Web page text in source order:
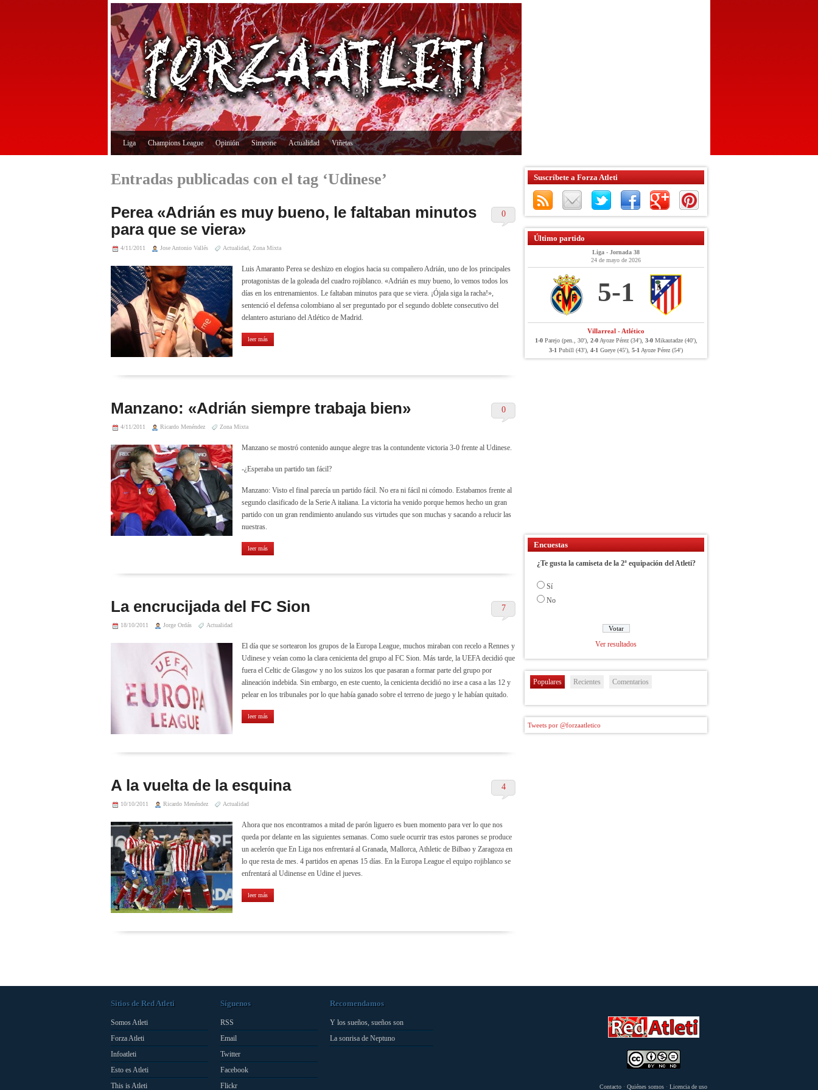
Liga Champions League Opinión Simeone Actualidad Viñetas
Entradas publicadas con el tag ‘Udinese’
0
Perea «Adrián es muy bueno, le faltaban minutos
para que se viera»
4/11/2011 Jose Antonio Vallés Actualidad, Zona Mixta
Luis Amaranto Perea se deshizo en elogios hacia su compañero Adrián, uno de los principales
protagonistas de la goleada del cuadro rojiblanco. «Adrián es muy bueno, lo vemos todos los
días en los entrenamientos. Le faltaban minutos para que se viera. ¡Ójala siga la racha!»,
sentenció el defensa colombiano al ser preguntado por el segundo doblete consecutivo del
delantero asturiano del Atlético de Madrid.
leer más
0
Manzano: «Adrián siempre trabaja bien»
4/11/2011 Ricardo Menéndez Zona Mixta
Manzano se mostró contenido aunque alegre tras la contundente victoria 3-0 frente al Udinese.
-¿Esperaba un partido tan fácil?
Manzano: Visto el final parecía un partido fácil. No era ni fácil ni cómodo. Estabamos frente al
segundo clasificado de la Serie A italiana. La victoria ha venido porque hemos hecho un gran
partido con un gran rendimiento anulando sus virtudes que son muchas y sacando a relucir las
nuestras.
leer más
7
La encrucijada del FC Sion
18/10/2011 Jorge Ordás Actualidad
El día que se sortearon los grupos de la Europa League, muchos miraban con recelo a Rennes y
Udinese y veían como la clara cenicienta del grupo al FC Sion. Más tarde, la UEFA decidió que
fuera el Celtic de Glasgow y no los suizos los que pasaran a formar parte del grupo por
alineación indebida. Sin embargo, en este cuento, la cenicienta decidió no irse a casa a las 12 y
pelear en los tribunales por lo que había ganado sobre el terreno de juego y le habían quitado.
leer más
4
A la vuelta de la esquina
10/10/2011 Ricardo Menéndez Actualidad
Ahora que nos encontramos a mitad de parón liguero es buen momento para ver lo que nos
queda por delante en las siguientes semanas. Como suele ocurrir tras estos parones se produce
un acelerón que En Liga nos enfrentará al Granada, Mallorca, Athletic de Bilbao y Zaragoza en
lo que resta de mes. 4 partidos en apenas 15 días. En la Europa League el equipo rojiblanco se
enfrentará al Udinense en Udine el jueves.
leer más
Suscríbete a Forza Atleti
Último partido
Liga - Jornada 38
24 de mayo de 2026
5-1
Villarreal - Atlético
1-0Parejo (pen., 30'), 2-0Ayoze Pérez (34'), 3-0Mikautadze (40'),
3-1 Pubill (43'), 4-1 Gueye (45'), 5-1 Ayoze Pérez (54')
Encuestas
¿Te gusta la camiseta de la 2ª equipación del Atleti?
Sí
No
Ver resultados
Populares Recientes Comentarios
Tweets por @forzaatletico
Sitios de Red Atleti
Somos Atleti
Forza Atleti
Infoatleti
Esto es Atleti
This is Atleti
Síguenos
RSS
Email
Twitter
Facebook
Flickr
Recomendamos
Y los sueños, sueños son
La sonrisa de Neptuno
Contacto · Quiénes somos · Licencia de uso